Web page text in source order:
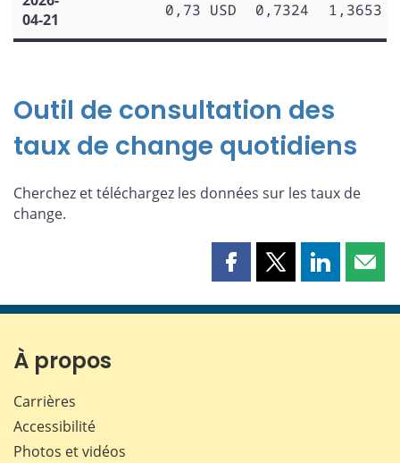
04-21
0,73 USD 0,7324 1,3653
Outil de consultation des
taux de change quotidiens
Cherchez et téléchargez les données sur les taux de
change.
Partager
page
Partager
page
Partager
page page
À propos
Carrières
Accessibilité
Photos et vidéos